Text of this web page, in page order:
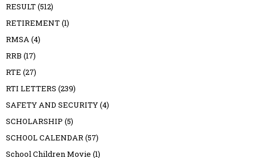
RESULT(512)
RETIREMENT(1)
RMSA(4)
RRB (17)
RTE (27)
RTI LETTERS (239)
SAFETY AND SECURITY(4)
SCHOLARSHIP (5)
SCHOOL CALENDAR(57)
School Children Movie (1)